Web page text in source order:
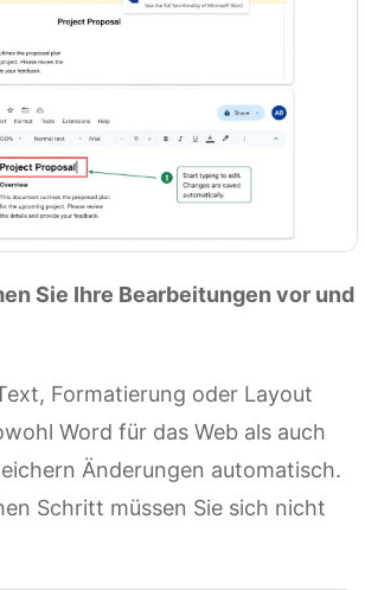
Sie Ihre Bearbeitungen vor und
Formatierung oder Layout
Word für das Web als auch
Änderungen automatisch.
Schritt müssen Sie sich nicht